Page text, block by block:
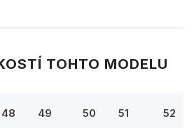
TOHTO MODELU
48 49 50 51 52